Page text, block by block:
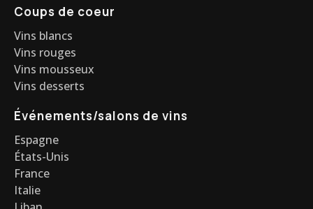
Coups de coeur
Vins blancs
Vins rouges
Vins mousseux
Vins desserts
Événements/salons de vins
Espagne
États-Unis
France
Italie